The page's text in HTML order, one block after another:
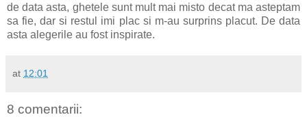
de data asta, ghetele sunt mult mai misto decat ma asteptam
sa fie, dar si restul imi plac si m-au surprins placut. De data
asta alegerile au fost inspirate.
at 12:01
8 comentarii: